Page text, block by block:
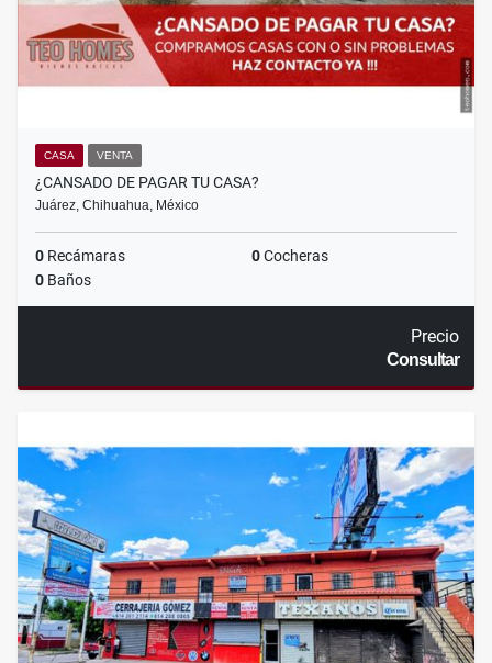
CASA VENTA
¿CANSADO DE PAGAR TU CASA?
Juárez, Chihuahua, México
0 Recámaras 0Cocheras
0 Baños
Precio
Consultar